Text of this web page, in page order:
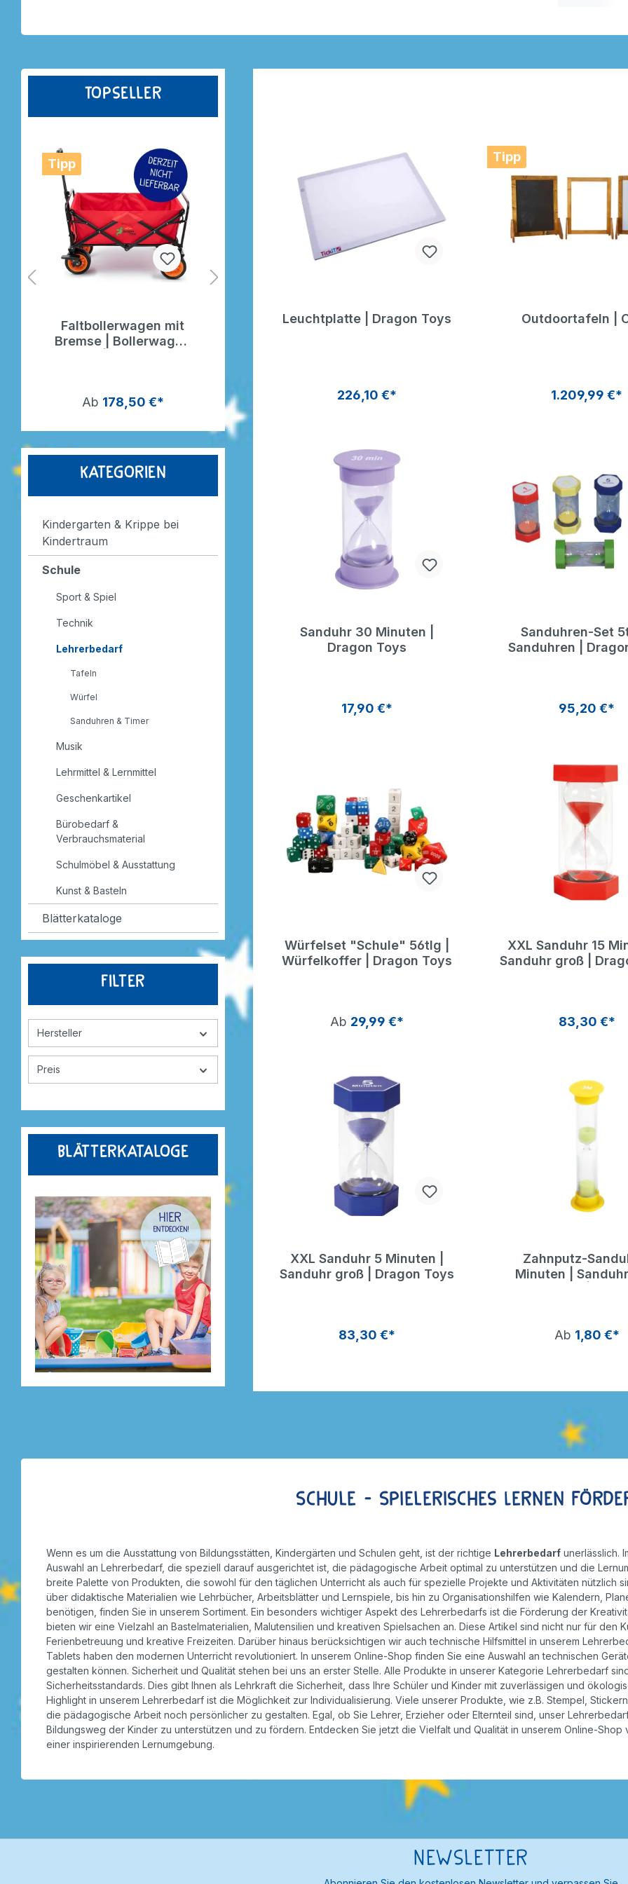
Topseller
Tipp
Faltbollerwagen mit
Bremse | Bollerwagen
Ab 178,50 €*
Gemütliche Café
Tipp
Große Matschküche |
Kategorien
Kindergarten & Krippe bei
Kindertraum
Schule
Sport & Spiel
Technik
Lehrerbedarf
Tafeln
Würfel
Sanduhren & Timer
Musik
Lehrmittel & Lernmittel
Geschenkartikel
Bürobedarf &
Verbrauchsmaterial
Schulmöbel & Ausstattung
Kunst & Basteln
Blätterkataloge
Filter
Hersteller
Preis
Blätterkataloge
Leuchtplatte | Dragon Toys
226,10 €*
Tipp
Outdoortafeln |
1.209,99 €*
Sanduhr 30 Minuten |
Dragon Toys
17,90 €*
Sanduhren-Set
Sanduhren |
95,20 €*
Würfelset "Schule" 56tlg |
Würfelkoffer | Dragon Toys
Ab 29,99 €*
XXL Sanduhr 15
Sanduhr groß |
83,30 €*
XXL Sanduhr 5 Minuten |
Sanduhr groß | Dragon Toys
83,30 €*
Zahnputz-
Minuten |
Ab 1,80 €*
Schule - Spielerisches Lernen
Wenn es um die Ausstattung von Bildungsstätten, Kindergärten und Schulen geht, ist der richtige Lehrerbedarf unerlässlich.
Auswahl an Lehrerbedarf, die speziell darauf ausgerichtet ist, die pädagogische Arbeit optimal zu unterstützen und die
breite Palette von Produkten, die sowohl für den täglichen Unterricht als auch für spezielle Projekte und Aktivitäten nützlich
über didaktische Materialien wie Lehrbücher, Arbeitsblätter und Lernspiele, bis hin zu Organisationshilfen wie Kalendern,
benötigen, finden Sie in unserem Sortiment. Ein besonders wichtiger Aspekt des Lehrerbedarfs ist die Förderung der
bieten wir eine Vielzahl an Bastelmaterialien, Malutensilien und kreativen Spielsachen an. Diese Artikel sind nicht nur für den
Ferienbetreuung und kreative Freizeiten. Darüber hinaus berücksichtigen wir auch technische Hilfsmittel in unserem
Tablets haben den modernen Unterricht revolutioniert. In unserem Online-Shop finden Sie eine Auswahl an technischen
gestalten können. Sicherheit und Qualität stehen bei uns an erster Stelle. Alle Produkte in unserer Kategorie Lehrerbedarf
Sicherheitsstandards. Dies gibt Ihnen als Lehrkraft die Sicherheit, dass Ihre Schüler und Kinder mit zuverlässigen und
Highlight in unserem Lehrerbedarf ist die Möglichkeit zur Individualisierung. Viele unserer Produkte, wie z.B. Stempel,
die pädagogische Arbeit noch persönlicher zu gestalten. Egal, ob Sie Lehrer, Erzieher oder Elternteil sind, unser
Bildungsweg der Kinder zu unterstützen und zu fördern. Entdecken Sie jetzt die Vielfalt und Qualität in unserem Online-
einer inspirierenden Lernumgebung.
Newsletter